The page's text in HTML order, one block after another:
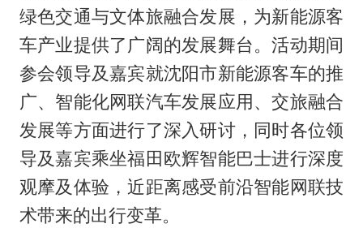
绿色交通与文体旅融合发展，为新能源客
车产业提供了广阔的发展舞台。活动期间
参会领导及嘉宾就沈阳市新能源客车的推
广、智能化网联汽车发展应用、交旅融合
发展等方面进行了深入研讨，同时各位领
导及嘉宾乘坐福田欧辉智能巴士进行深度
观摩及体验，近距离感受前沿智能网联技
术带来的出行变革。